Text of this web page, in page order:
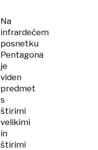
dosjeje
o
NLP-
Na
infrardečem
posnetku
Pentagona
je
viden
predmet
s
štirimi
velikimi
in
štirimi